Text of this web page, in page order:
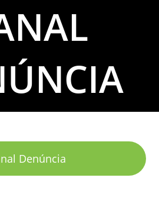
Denúncia